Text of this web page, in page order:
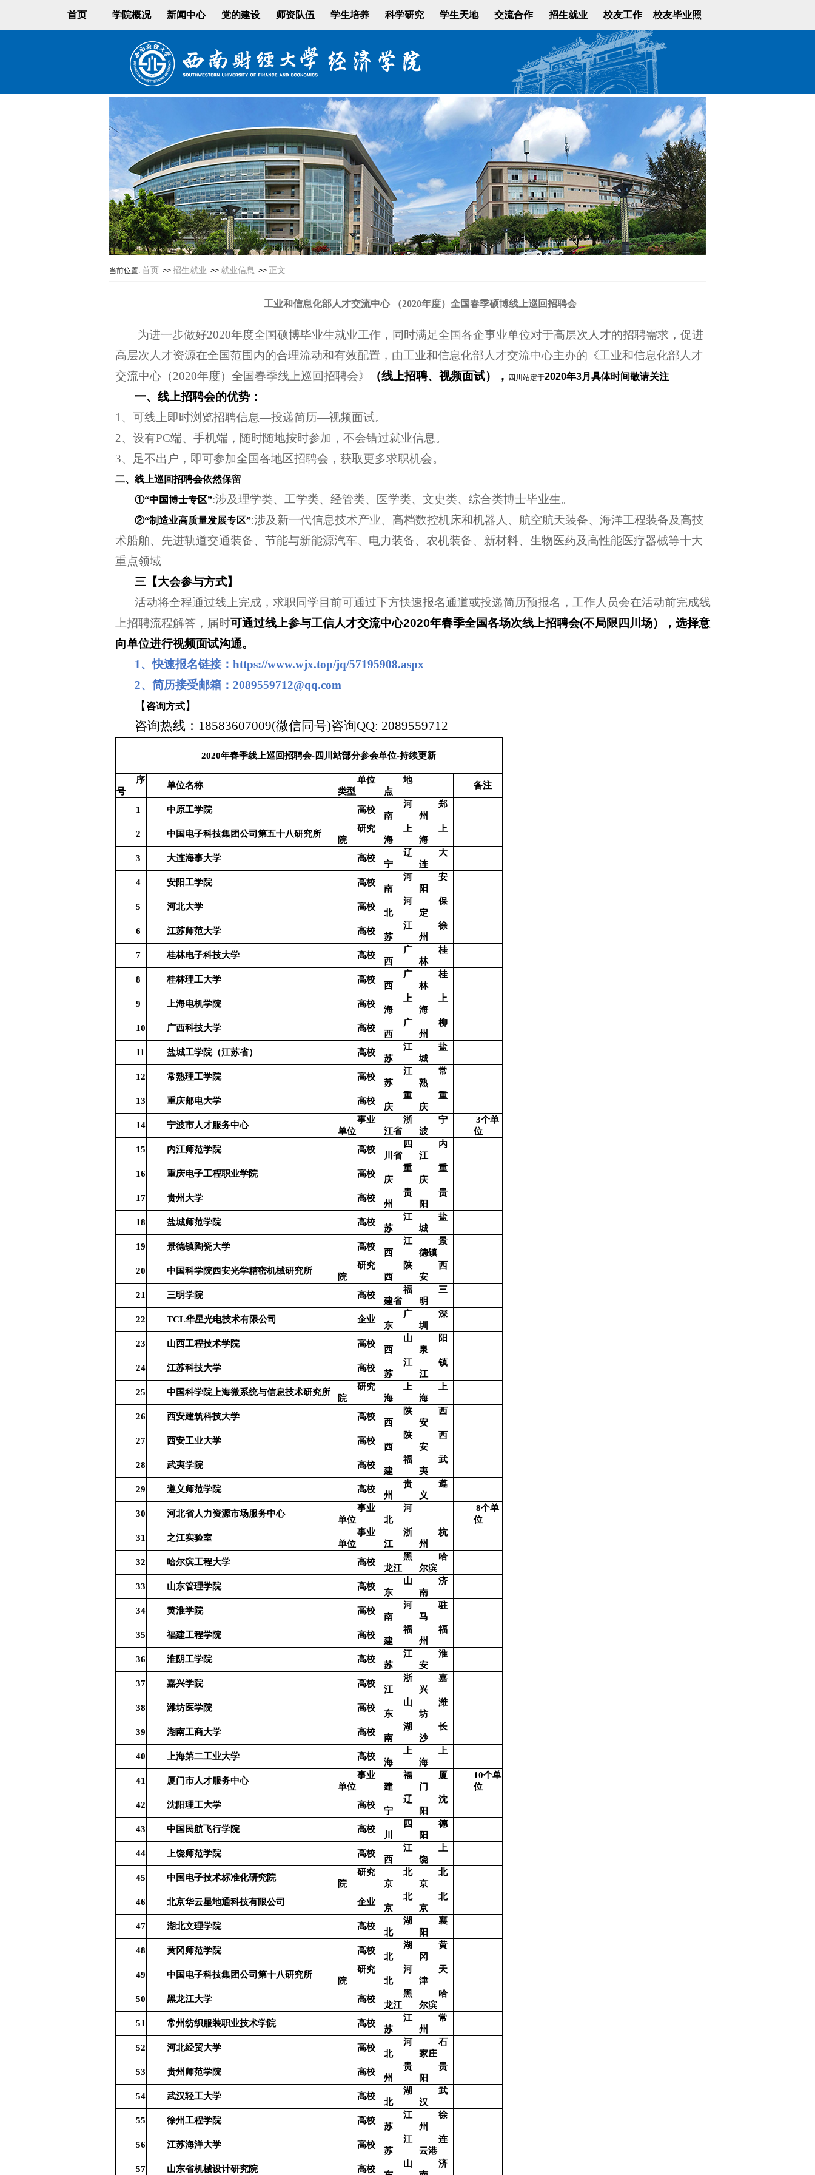
首页 学院概况 新闻中心 党的建设 师资队伍 学生培养 科学研究 学生天地 交流合作 招生就业 校友工作 校友毕业照
当前位置: 首页 >> 招生就业 >> 就业信息 >> 正文
工业和信息化部人才交流中心 （2020年度）全国春季硕博线上巡回招聘会
为进一步做好2020年度全国硕博毕业生就业工作，同时满足全国各企事业单位对于高层次人才的招聘需求，促进
高层次人才资源在全国范围内的合理流动和有效配置，由工业和信息化部人才交流中心主办的《工业和信息化部人才
交流中心（2020年度）全国春季线上巡回招聘会》
（线上招聘、视频面试）， 四川站定于2020年3月具体时间敬请关注
一、线上招聘会的优势：
1 、可线上即时浏览招聘信息—投递简历—视频面试。
2、设有PC端、手机端，随时随地按时参加，不会错过就业信息。
3、足不出户，即可参加全国各地区招聘会，获取更多求职机会。
二、线上巡回招聘会依然保留
①“中国博士专区”:涉及理学类、工学类、经管类、医学类、文史类、综合类博士毕业生。
②“制造业高质量发展专区”:涉及新一代信息技术产业、高档数控机床和机器人、航空航天装备、海洋工程装备及高技
术船舶、先进轨道交通装备、节能与新能源汽车、电力装备、农机装备、新材料、生物医药及高性能医疗器械等十大
重点领域
三【大会参与方式】
活动将全程通过线上完成，求职同学目前可通过下方快速报名通道或投递简历预报名，工作人员会在活动前完成线
上招聘流程解答，届时可通过线上参与工信人才交流中心2020年春季全国各场次线上招聘会(不局限四川场），选择意
向单位进行视频面试沟通。
1 、快速报名链接： https://www.wjx.top/jq/57195908.aspx
2、简历接受邮箱：2089559712@qq.com
【 咨询方式】
咨询热线：18583607009(微信同号)咨询QQ: 2089559712
2020年春季线上巡回招聘会-四川站部分参会单位-持续更新
序
号
单位名称
单位
类型
地
点
备注
1 中原工学院 高校
河
南
郑
州
2
中国电子科技集团公司第五十八研究所
研究
院
上
海
上
海
3
大连海事大学 高校
辽
宁
大
连
4
安阳工学院 高校
河
南
安
阳
5
河北大学 高校
河
北
保
定
6
江苏师范大学 高校
江
苏
徐
州
7
桂林电子科技大学 高校
广
西
桂
林
8
桂林理工大学 高校
广
西
桂
林
9
上海电机学院 高校
上
海
上
海
10
广西科技大学 高校
广
西
柳
州
11
盐城工学院（江苏省） 高校
江
苏
盐
城
12
常熟理工学院 高校
江
苏
常
熟
13
重庆邮电大学 高校
重
庆
重
庆
14
宁波市人才服务中心
事业
单位
浙
江省
宁
波
3个单
位
15 内江师范学院 高校
四
川省
内
江
16
重庆电子工程职业学院 高校
重
庆
重
庆
17
贵州大学 高校
贵
州
贵
阳
18
盐城师范学院 高校
江
苏
盐
城
19
景德镇陶瓷大学 高校
江
西
景
德镇
20
中国科学院西安光学精密机械研究所
研究
院
陕
西
西
安
21
三明学院 高校
福
建省
三
明
22
TCL华星光电技术有限公司 企业
广
东
深
圳
23
山西工程技术学院 高校
山
西
阳
泉
24
江苏科技大学 高校
江
苏
镇
江
25
中国科学院上海微系统与信息技术研究所
研究
院
上
海
上
海
26
西安建筑科技大学 高校
陕
西
西
安
27
西安工业大学 高校
陕
西
西
安
28
武夷学院 高校
福
建
武
夷
29
遵义师范学院 高校
贵
州
遵
义
30
河北省人力资源市场服务中心
事业
单位
河
北
8个单
位
31 之江实验室
事业
单位
浙
江
杭
州
32
哈尔滨工程大学 高校
黑
龙江
哈
尔滨
33
山东管理学院 高校
山
东
济
南
34
黄淮学院 高校
河
南
驻
马
35
福建工程学院 高校
福
建
福
州
36
淮阴工学院 高校
江
苏
淮
安
37
嘉兴学院 高校
浙
江
嘉
兴
38
潍坊医学院 高校
山
东
潍
坊
39
湖南工商大学 高校
湖
南
长
沙
40
上海第二工业大学 高校
上
海
上
海
41
厦门市人才服务中心
事业
单位
福
建
厦
门
10个单
位
42 沈阳理工大学 高校
辽
宁
沈
阳
43
中国民航飞行学院 高校
四
川
德
阳
44
上饶师范学院 高校
江
西
上
饶
45
中国电子技术标准化研究院
研究
院
北
京
北
京
46
北京华云星地通科技有限公司 企业
北
京
北
京
47
湖北文理学院 高校
湖
北
襄
阳
48
黄冈师范学院 高校
湖
北
黄
冈
49
中国电子科技集团公司第十八研究所
研究
院
河
北
天
津
50
黑龙江大学 高校
黑
龙江
哈
尔滨
51
常州纺织服装职业技术学院 高校
江
苏
常
州
52
河北经贸大学 高校
河
北
石
家庄
53
贵州师范学院 高校
贵
州
贵
阳
54
武汉轻工大学 高校
湖
北
武
汉
55
徐州工程学院 高校
江
苏
徐
州
56
江苏海洋大学 高校
江
苏
连
云港
57
山东省机械设计研究院 高校
山
济